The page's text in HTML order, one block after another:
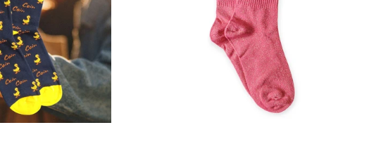
Prix
régulier
Prix
régulier